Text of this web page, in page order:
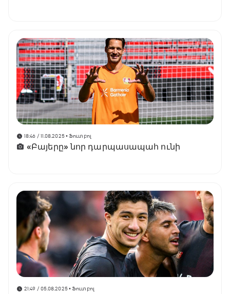
18:46 / 11.08.2025• Ֆուտբոլ
«Բայերը» նոր դարպասապահ ունի
21:49 / 05.08.2025• Ֆուտբոլ